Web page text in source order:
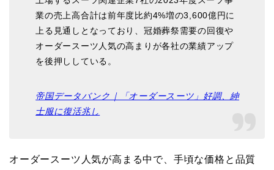
業の売上高合計は前年度比約4%増の3,600億円に
上る見通しとなっており、冠婚葬祭需要の回復や
オーダースーツ人気の高まりが各社の業績アップ
を後押ししている。
帝国データバンク｜「オーダースーツ」好調、紳
士服に復活兆し
オーダースーツ人気が高まる中で、手頃な価格と品質